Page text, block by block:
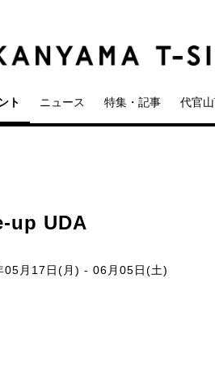
ト ニュース 特集・記事 代官
up UDA
05月17日(月) - 06月05日(土)